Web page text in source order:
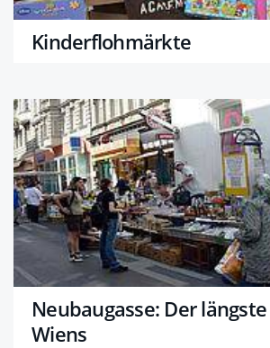
Kinderflohmärkte
Neubaugasse: Der
Wiens